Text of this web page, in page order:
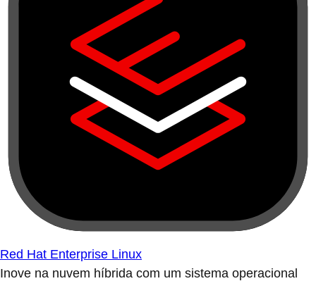
Red Hat Enterprise Linux
Inove na nuvem híbrida com um sistema operacional